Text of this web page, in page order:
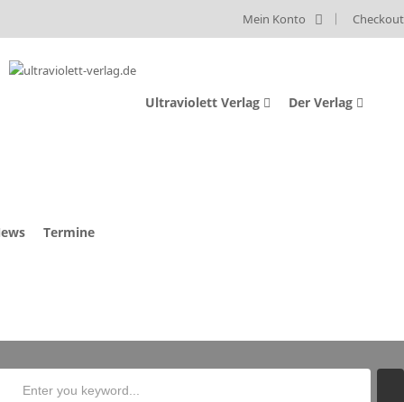
Mein Konto Checkout
Ultraviolett Verlag Der Verlag
Termine